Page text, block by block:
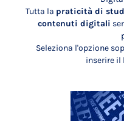
Tutta la praticità di
contenuti digitali
Seleziona l'opzione
inserire il